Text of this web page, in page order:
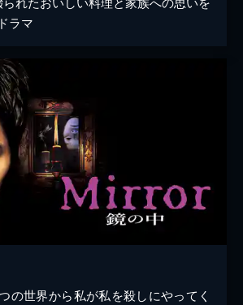
ラマ
の世界から私が私を殺しにやってく